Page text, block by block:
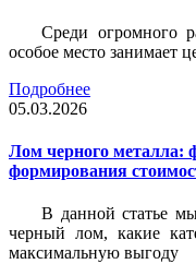
Среди огромного
особое место занимает
Подробнее
05.03.2026
Лом черного металла:
формирования
В данной статье
черный лом, какие
максимальную выгоду